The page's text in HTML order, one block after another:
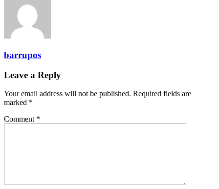
barrupos
Leave a Reply
Your email address will not be published. Required fields are
marked *
Comment *